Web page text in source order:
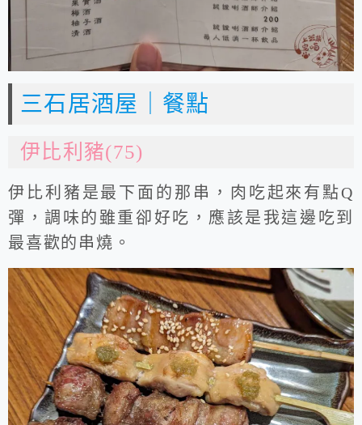
三石居酒屋｜餐點
伊比利豬(75)
伊比利豬是最下面的那串，肉吃起來有點Q
彈，調味的雖重卻好吃，應該是我這邊吃到
最喜歡的串燒。